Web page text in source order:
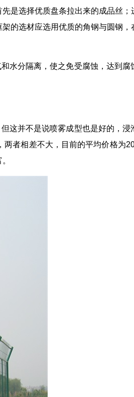
先是选择优质盘条拉出来的成品丝
的选材应选用优质的角钢与圆钢
水分隔离，使之免受腐蚀，达到
这并不是说喷雾成型也是好的，浸
者相差不大，目前的平均价格为